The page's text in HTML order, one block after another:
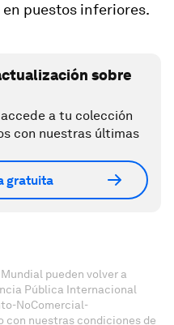
puestos inferiores.
sobre
a tu colección
con nuestras últimas
gratuita
pueden volver a
Pública Internacional
NoComercial-
con nuestras condiciones de